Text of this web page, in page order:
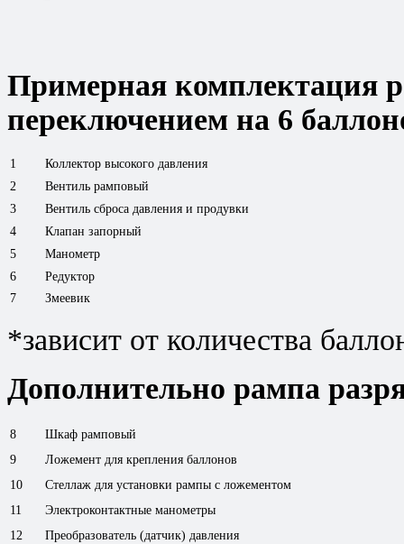
Примерная комплектация
переключением на 6
1
Коллектор высокого давления
2
Вентиль рамповый
3
Вентиль сброса давления и продувки
4
Клапан запорный
5
Манометр
6
Редуктор
7
Змеевик
*зависит от количества
Дополнительно рампа
8
Шкаф рамповый
9
Ложемент для крепления баллонов
10
Стеллаж для установки рампы с ложементом
11
Электроконтактные манометры
12
Преобразователь (датчик) давления